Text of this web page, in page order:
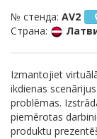
№ стенда: AV2
Страна:
Izmantojiet
ikdienas
problēmas.
piemērotas
produktu